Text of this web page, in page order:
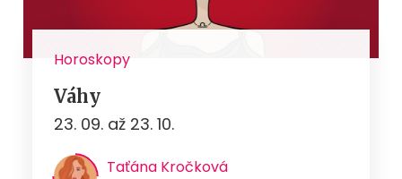
Horoskopy
Váhy
23. 09. až 23. 10.
Taťána Kročková